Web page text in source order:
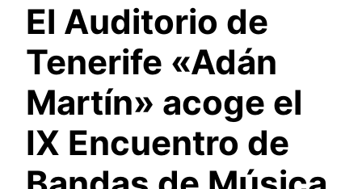
El Auditorio de
Tenerife «Adán
Martín» acoge el
IX Encuentro de